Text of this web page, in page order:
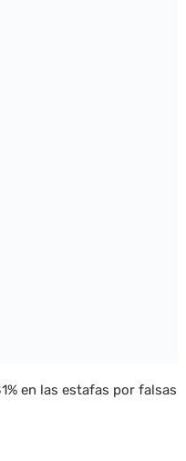
en las estafas por falsas